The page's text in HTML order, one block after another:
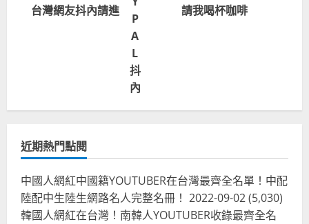
台灣網友抖內請進
P
A
L
抖
內
請我喝杯咖啡
近期熱門點閱
中國人網紅中國籍YOUTUBER在台灣最齊全名單！中配
陸配中生陸生網路名人完整名冊！ 2022-09-02(5,030)
韓國人網紅在台灣！南韓人YOUTUBER收錄最齊全名